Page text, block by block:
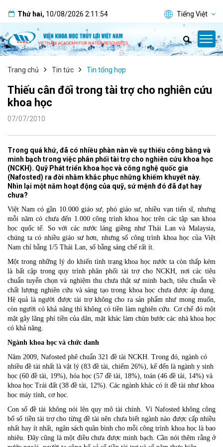
Thứ hai, 10/08/2026 2:11:55 Tiếng Việt
Trang chủ Tin tức Tin tổng hợp
Thiếu cân đối trong tài trợ cho nghiên cứu
khoa học
07/07/2010
Trong quá khứ, đã có nhiều phàn nàn về sự thiếu công bằng và
minh bạch trong việc phân phối tài trợ cho nghiên cứu khoa học
(NCKH). Quỹ Phát triển khoa học và công nghệ quốc gia
(Nafosted) ra đời nhằm khắc phục những khiếm khuyết này.
Nhìn lại một năm hoạt động của quỹ, sứ mệnh đó đã đạt hay
chưa?
Việt Nam có gần 10.000 giáo sư, phó giáo sư, nhiều vạn tiến sĩ, nhưng
mỗi năm có chưa đến 1.000 công trình khoa học trên các tập san khoa
học quốc tế. So với các nước láng giềng như Thái Lan và Malaysia,
chúng ta có nhiều giáo sư hơn, nhưng số công trình khoa học của Việt
Nam chỉ bằng 1/5 Thái Lan, số bằng sáng chế rất ít.
Một trong những lý do khiến tình trạng khoa học nước ta còn thấp kém
là bất cập trong quy trình phân phối tài trợ cho NCKH, nơi các tiêu
chuẩn tuyển chọn và nghiệm thu chưa thật sự minh bạch, tiêu chuẩn về
chất lượng nghiên cứu và sáng tạo trong khoa học chưa được áp dụng.
Hệ quả là người được tài trợ không cho ra sản phẩm như mong muốn,
còn người có khả năng thì không có tiền làm nghiên cứu. Cơ chế đó một
mặt gây lãng phí tiền của dân, mặt khác làm chùn bước các nhà khoa học
có khả năng.
Ngành khoa học và chức danh
Năm 2009, Nafosted phê chuẩn 321 đề tài NCKH. Trong đó, ngành có
nhiều đề tài nhất là vật lý (83 đề tài, chiếm 26%), kế đến là ngành y sinh
học (60 đề tài, 19%), hóa học (57 đề tài, 18%), toán (46 đề tài, 14%) và
khoa học Trái đất (38 đề tài, 12%). Các ngành khác có ít đề tài như khoa
học máy tính, cơ học.
Con số đề tài không nói lên quy mô tài chính. Vì Nafosted không công
bố số tiền tài trợ cho từng đề tài nên chưa biết ngành nào được cấp nhiều
nhất hay ít nhất, ngân sách quân bình cho mỗi công trình khoa học là bao
nhiêu. Đây cũng là một điều chưa được minh bạch. Cần nói thêm rằng ở